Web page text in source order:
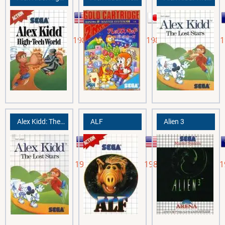
1989 1988
Alex Kidd: The Lost Stars
1988
ALF
1989
Alien 3